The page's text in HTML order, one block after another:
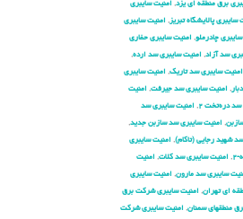
برق منطقه ای یزد, امنیت سایبری
سایبری پالایشگاه تبریز , امنیت سایبری
چادرملو, امنیت سایبری حفاری
سد آزاد, امنیت سایبری سد ارده,
امنیت سایبری سد تاریک, امنیت سایبری
, امنیت سایبری سد جیرفت, امنیت
سد دره‌تخت ۲ , امنیت سایبری سد
, امنیت سایبری سد سازبن جدید,
شهید رجایی (تاکام), امنیت سایبری
۲ , امنیت سایبری سد کلات, امنیت
سایبری سد مارون, امنیت سایبری
ای تهران, امنیت سایبری شركت برق
منطقهای سمنان, امنیت سایبری شركت